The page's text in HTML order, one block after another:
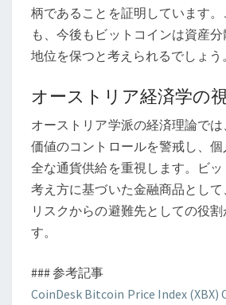
柄であることを証明しています
も、今後もビットコインは資産
地位を保つと考えられるでしょう。
オーストリア経済学の
オーストリア学派の経済理論で
価値のコントロールを警戒し、
全な通貨供給を重視します。ビ
考え方に基づいた金融商品とし
リスクからの避難先としての役
す。
### 参考記事
CoinDesk Bitcoin Price Index (XBX)